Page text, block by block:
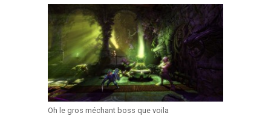
Oh le gros méchant boss que voila